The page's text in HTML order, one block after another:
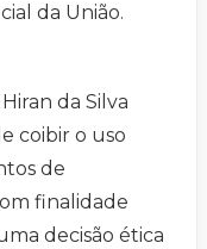
da União.
da Silva
coibir o uso
de
finalidade
decisão ética